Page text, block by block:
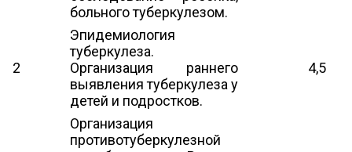
больного туберкулезом.
2
Эпидемиология
туберкулеза.
Организация раннего
выявления туберкулеза у
детей и подростков.
4,5
Организация
противотуберкулезной